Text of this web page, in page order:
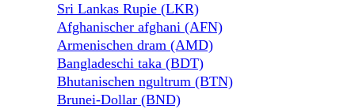
Sri Lankas Rupie (LKR)
Afghanischer afghani (AFN)
Armenischen dram (AMD)
Bangladeschi taka (BDT)
Bhutanischen ngultrum (BTN)
Brunei-Dollar (BND)